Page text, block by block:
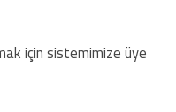
için sistemimize üye